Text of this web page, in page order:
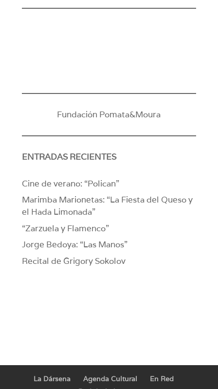
Fundación Pomata&Moura
ENTRADAS RECIENTES
Cine de verano: “Polican”
Marimba Marionetas: “La Fiesta del Queso y
el Hada Limonada”
“Zarzuela y Flamenco”
Jorge Bedoya: “Las Manos”
Recital de Grigory Sokolov
La Dársena Agenda Cultural
En Red